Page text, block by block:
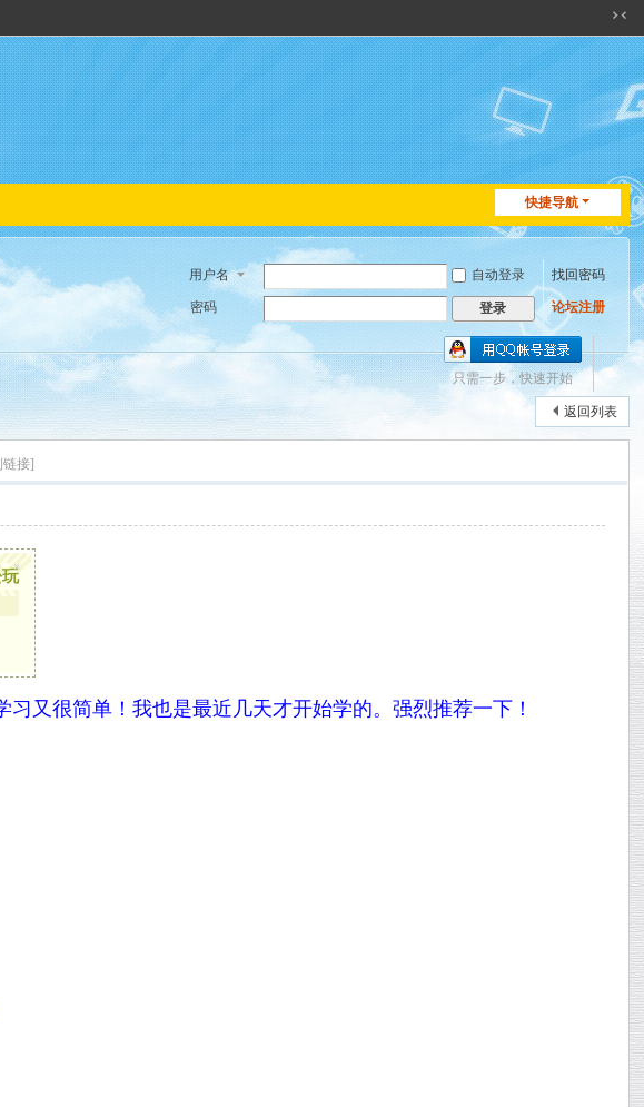
切
换
到
窄
版
快捷导航
用户名 自动登录 找回密码
密码 登录 论坛注册
只需一步，快速开始
返回列表
链接]
×
习又很简单！我也是最近几天才开始学的。强烈推荐一下！